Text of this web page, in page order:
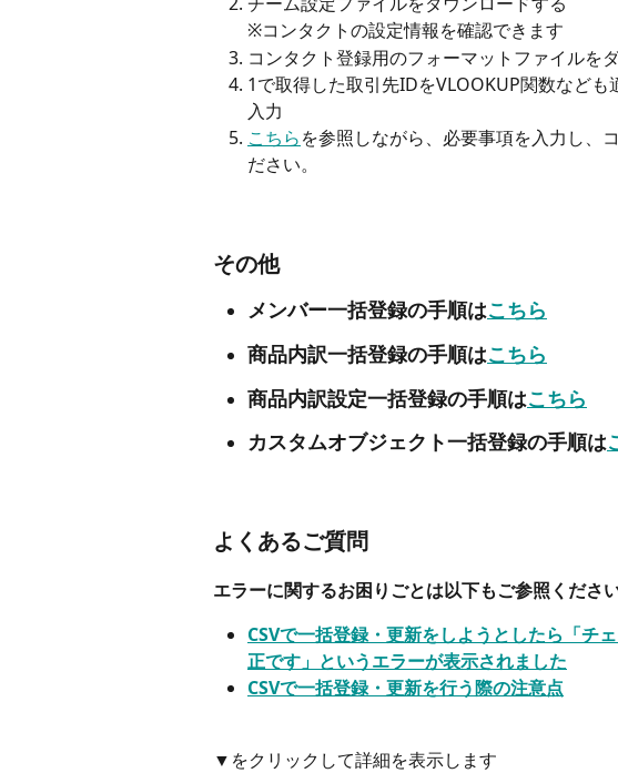
※コンタクトの設定情報を確認できます
コンタクト登録用のフォーマットファイルを
1で取得した取引先IDをVLOOKUP関数など
入力
こちらを参照しながら、必要事項を入力し、
ださい。
その他
メンバー一括登録の手順はこちら
商品内訳一括登録の手順はこちら
商品内訳設定一括登録の手順はこちら
カスタムオブジェクト一括登録の手順は
よくあるご質問
エラーに関するお困りごとは以下もご参照くださ
CSVで一括登録・更新をしようとしたら「チ
正です」というエラーが表示されました
CSVで一括登録・更新を行う際の注意点
▼をクリックして詳細を表示します